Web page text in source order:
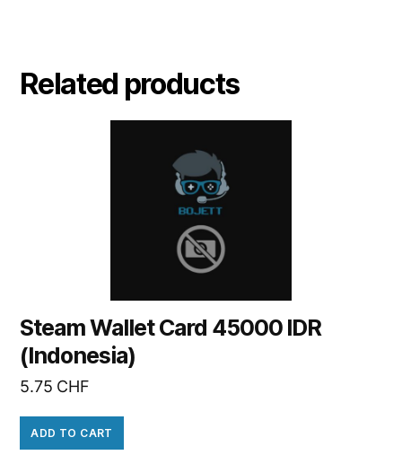
Related products
Steam Wallet Card 45000 IDR
(Indonesia)
5.75 CHF
ADD TO CART